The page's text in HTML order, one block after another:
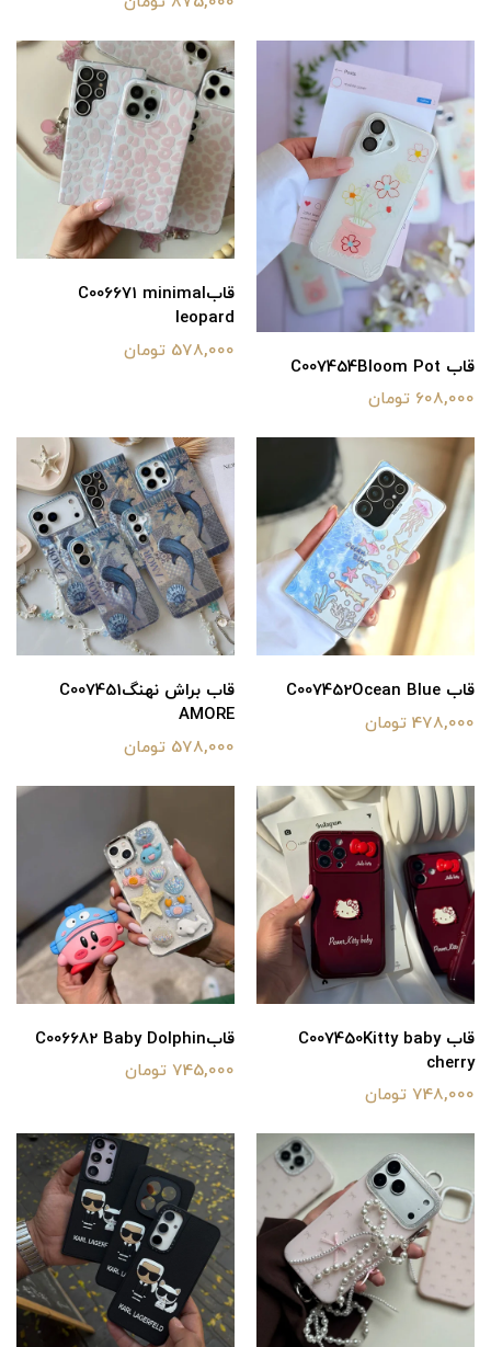
قاب C007454Bloom Pot
608,000 تومان
قابC006671 minimal
leopard
578,000 تومان
قاب C007452Ocean Blue
478,000 تومان
قاب براش نهنگC007451
AMORE
578,000 تومان
قاب C007450Kitty baby
cherry
748,000 تومان
قابC006682 Baby Dolphin
745,000 تومان